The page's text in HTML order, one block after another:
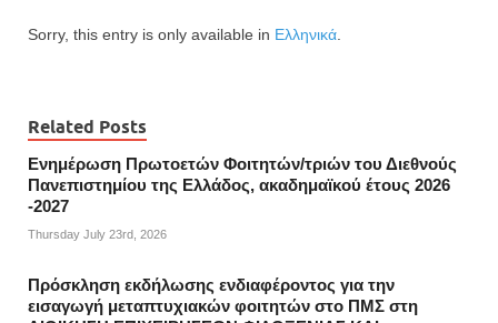
Sorry, this entry is only available in Ελληνικά
Related Posts
Ενημέρωση Πρωτοετών Φοιτητών/τριών του Διεθνούς
Πανεπιστημίου της Ελλάδος, ακαδημαϊκού έτους 2026
-2027
Thursday July 23rd, 2026
Πρόσκληση εκδήλωσης ενδιαφέροντος για την
εισαγωγή μεταπτυχιακών φοιτητών στο ΠΜΣ στη